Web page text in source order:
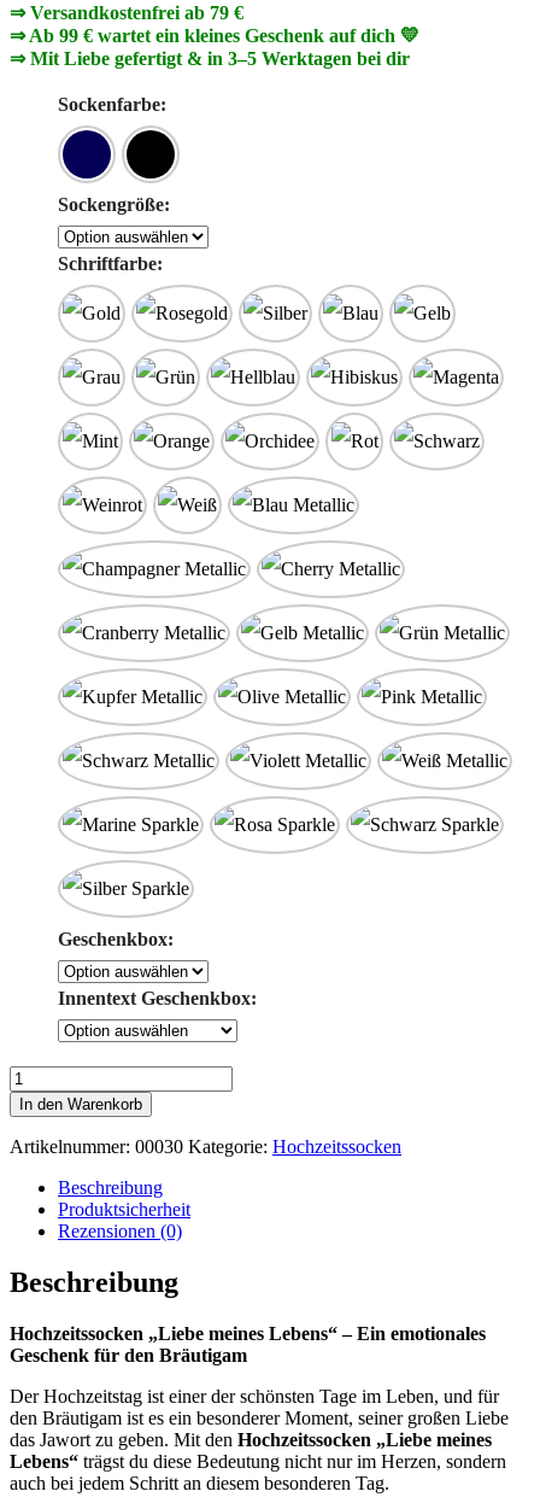
⇒ Versandkostenfrei ab 79 €
⇒ Ab 99 € wartet ein kleines Geschenk auf dich 💛
⇒ Mit Liebe gefertigt & in 3–5 Werktagen bei dir
Sockenfarbe:
Sockengröße:
Schriftfarbe:
Geschenkbox:
Innentext Geschenkbox:
Hochzeitssocken
"Liebe
meines
Lebens"
In den Warenkorb
Artikelnummer: 00030 Kategorie: Hochzeitssocken
Beschreibung
Produktsicherheit
Rezensionen (0)
Beschreibung
Hochzeitssocken „Liebe meines Lebens“ – Ein emotionales
Geschenk für den Bräutigam
Der Hochzeitstag ist einer der schönsten Tage im Leben, und für
den Bräutigam ist es ein besonderer Moment, seiner großen Liebe
das Jawort zu geben. Mit den Hochzeitssocken „Liebe meines
Lebens“ trägst du diese Bedeutung nicht nur im Herzen, sondern
auch bei jedem Schritt an diesem besonderen Tag.